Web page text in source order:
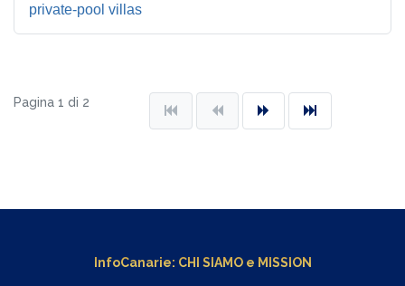
private-pool villas
Pagina 1 di 2
InfoCanarie: CHI SIAMOe MISSION